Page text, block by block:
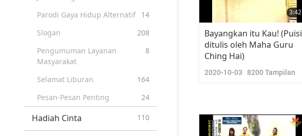
Parodi Gaya Hidup Alternatif
14
Slogan
208
Pengumuman Layanan
Masyarakat
8
Selamat Liburan
164
Pesan-Pesan Penting
24
Hadiah Cinta 110
3:42
Bayangkan itu Kau! (Puisi
ditulis oleh Maha Guru
Ching Hai)
2020-10-03 8200Tampilan